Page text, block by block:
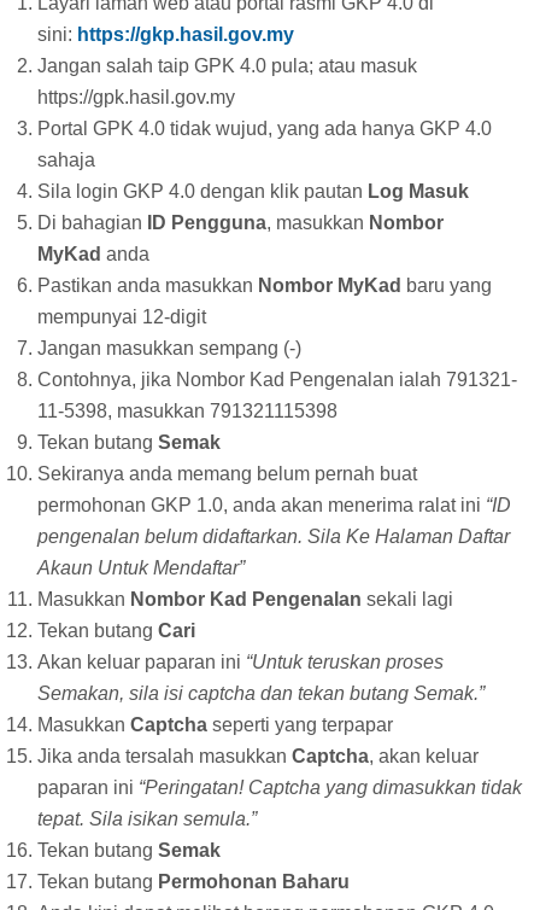
sini: https://gkp.hasil.gov.my
Jangan salah taip GPK 4.0 pula; atau masuk
https://gpk.hasil.gov.my
Portal GPK 4.0 tidak wujud, yang ada hanya GKP 4.0
sahaja
Sila login GKP 4.0 dengan klik pautan Log Masuk
Di bahagian
ID Pengguna, masukkan Nombor
MyKad anda
Pastikan anda masukkan Nombor MyKad baru yang
mempunyai 12-digit
Jangan masukkan sempang (-)
Contohnya, jika Nombor Kad Pengenalan ialah 791321-
11-5398, masukkan 791321115398
Tekan butang Semak
Sekiranya anda memang belum pernah buat
permohonan GKP 1.0, anda akan menerima ralat ini “ID
pengenalan belum didaftarkan. Sila Ke Halaman Daftar
Akaun Untuk Mendaftar”
Masukkan Nombor Kad Pengenalan sekali lagi
Tekan butang Cari
Akan keluar paparan ini “Untuk teruskan proses
Semakan, sila isi captcha dan tekan butang Semak.”
Masukkan Captchaseperti yang terpapar
Jika anda tersalah masukkan Captcha, akan keluar
paparan ini “Peringatan! Captcha yang dimasukkan tidak
tepat. Sila isikan semula.”
Tekan butang Semak
Tekan butang Permohonan Baharu